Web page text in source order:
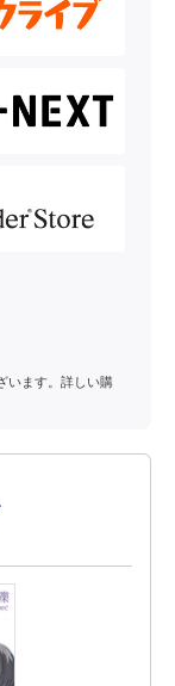
います。詳しい購